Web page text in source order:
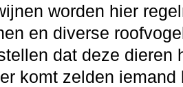
worden hier
en diverse
dat deze dieren
komt zelden iemand